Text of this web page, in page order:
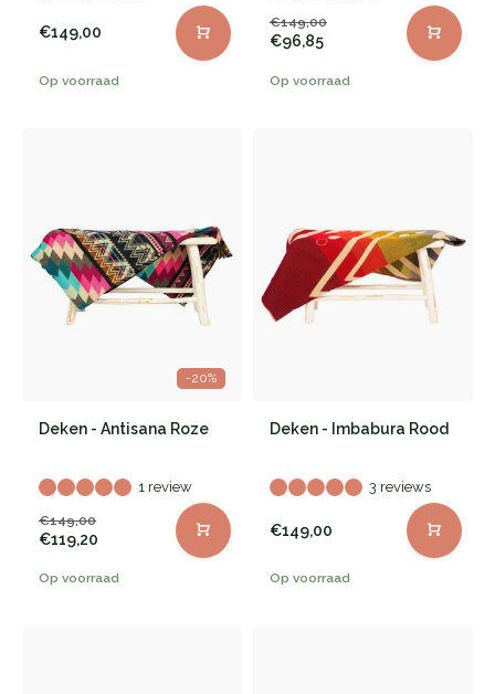
€149,00
Op voorraad
€149,00
€96,85
Op voorraad
-20%
Deken - Antisana Roze
1 review
€149,00
€119,20
Op voorraad
Deken - Imbabura Rood
3 reviews
€149,00
Op voorraad